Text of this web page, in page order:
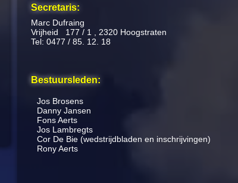
Secretaris:
Marc Dufraing
Vrijheid 177 / 1 , 2320 Hoogstraten
Tel: 0477 / 85. 12. 18
Bestuursleden:
Jos Brosens
Danny Jansen
Fons Aerts
Jos Lambregts
Cor De Bie (wedstrijdbladen en inschrijvingen)
Rony Aerts